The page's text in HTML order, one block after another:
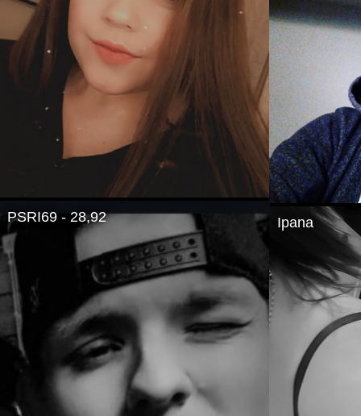
PSRI69 - 28,92 Ipana